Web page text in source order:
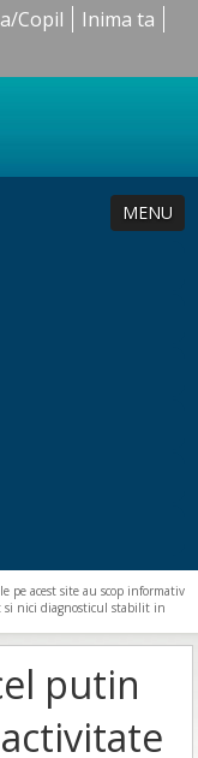
Copil
Inima ta
MENU
pe acest site au scop informativ
nici diagnosticul stabilit in
putin